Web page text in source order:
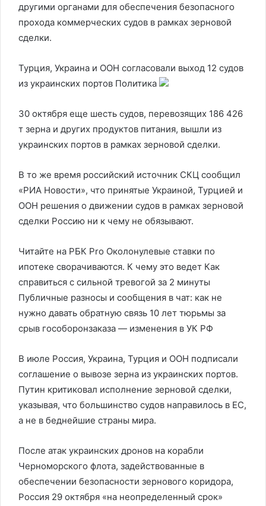
другими органами для обеспечения безопасного
прохода коммерческих судов в рамках зерновой
сделки.
Турция, Украина и ООН согласовали выход 12 судов
из украинских портов Политика
30 октября еще шесть судов, перевозящих 186 426
т зерна и других продуктов питания, вышли из
украинских портов в рамках зерновой сделки.
В то же время российский источник СКЦ сообщил
«РИА Новости», что принятые Украиной, Турцией и
ООН решения о движении судов в рамках зерновой
сделки Россию ни к чему не обязывают.
Читайте на РБК Pro Околонулевые ставки по
ипотеке сворачиваются. К чему это ведет Как
справиться с сильной тревогой за 2 минуты
Публичные разносы и сообщения в чат: как не
нужно давать обратную связь 10 лет тюрьмы за
срыв гособоронзаказа — изменения в УК РФ
В июле Россия, Украина, Турция и ООН подписали
соглашение о вывозе зерна из украинских портов.
Путин критиковал исполнение зерновой сделки,
указывая, что большинство судов направилось в ЕС,
а не в беднейшие страны мира.
После атак украинских дронов на корабли
Черноморского флота, задействованные в
обеспечении безопасности зернового коридора,
Россия 29 октября «на неопределенный срок»